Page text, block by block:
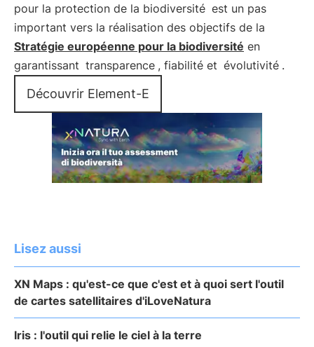
pour la protection de la biodiversité est un pas
important vers la réalisation des objectifs de la
Stratégie européenne pour la biodiversité en
garantissant transparence , fiabilité et évolutivité .
Découvrir Element-E
Lisez aussi
XN Maps : qu'est-ce que c'est et à quoi sert l'outil
de cartes satellitaires d'iLoveNatura
Iris : l'outil qui relie le ciel à la terre